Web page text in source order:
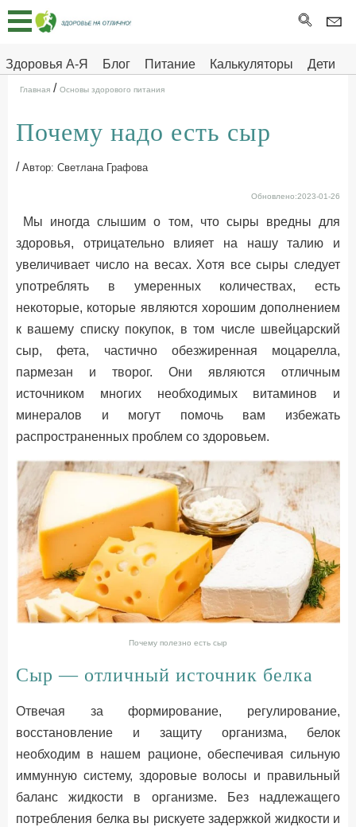
Здоровья А-Я Блог Питание Калькуляторы
Дети
Здоровье на отлично
Главная
Тесты
Про
ДЕТЯМ
Главная / Основы здорового питания
Почему надо есть сыр
/ Автор: Светлана Графова
Обновлено:2023-01-26
Мы иногда слышим о том, что сыры вредны для
здоровья, отрицательно влияет на нашу талию и
увеличивает число на весах. Хотя все сыры следует
употреблять в умеренных количествах, есть
некоторые, которые являются хорошим дополнением
к вашему списку покупок, в том числе швейцарский
сыр, фета, частично обезжиренная моцарелла,
пармезан и творог. Они являются отличным
источником многих необходимых витаминов и
минералов и могут помочь вам избежать
распространенных проблем со здоровьем.
Почему полезно есть сыр
Сыр — отличный источник белка
Отвечая за формирование, регулирование,
восстановление и защиту организма, белок
необходим в нашем рационе, обеспечивая сильную
иммунную систему, здоровые волосы и правильный
баланс жидкости в организме. Без надлежащего
потребления белка вы рискуете задержкой жидкости и